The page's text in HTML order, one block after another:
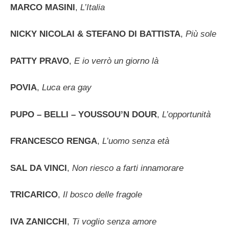
MARCO MASINI, L’Italia
NICKY NICOLAI & STEFANO DI BATTISTA, Più sole
PATTY PRAVO, E io verrò un giorno là
POVIA, Luca era gay
PUPO – BELLI – YOUSSOU’N DOUR, L’opportunità
FRANCESCO RENGA, L’uomo senza età
SAL DA VINCI, Non riesco a farti innamorare
TRICARICO, Il bosco delle fragole
IVA ZANICCHI, Ti voglio senza amore